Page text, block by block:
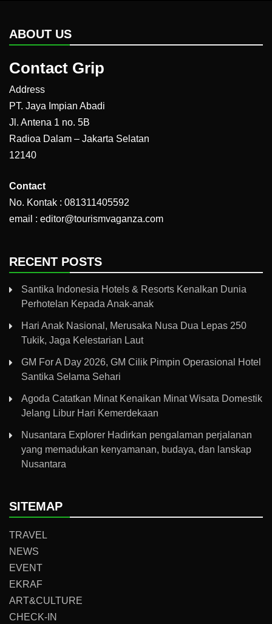
ABOUT US
Contact Grip
Address
PT. Jaya Impian Abadi
Jl. Antena 1 no. 5B
Radioa Dalam – Jakarta Selatan
12140
Contact
No. Kontak : 081311405592
email : editor@tourismvaganza.com
RECENT POSTS
Santika Indonesia Hotels & Resorts Kenalkan Dunia
Perhotelan Kepada Anak-anak
Hari Anak Nasional, Merusaka Nusa Dua Lepas 250
Tukik, Jaga Kelestarian Laut
GM For A Day 2026, GM Cilik Pimpin Operasional Hotel
Santika Selama Sehari
Agoda Catatkan Minat Kenaikan Minat Wisata Domestik
Jelang Libur Hari Kemerdekaan
Nusantara Explorer Hadirkan pengalaman perjalanan
yang memadukan kenyamanan, budaya, dan lanskap
Nusantara
SITEMAP
TRAVEL
NEWS
EVENT
EKRAF
ART&CULTURE
CHECK-IN